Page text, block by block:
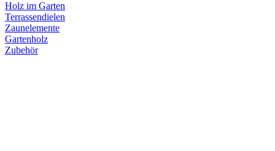
Holz im Garten
Terrassendielen
Zaunelemente
Gartenholz
Zubehör